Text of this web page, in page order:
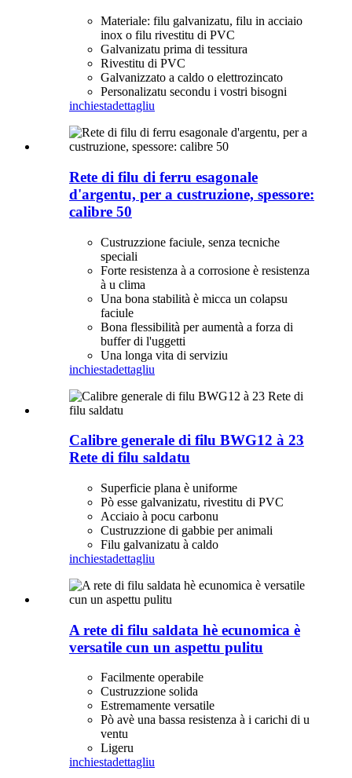
Materiale: filu galvanizatu, filu in acciaio
inox o filu rivestitu di PVC
Galvanizatu prima di tessitura
Rivestitu di PVC
Galvanizzato a caldo o elettrozincato
Personalizatu secondu i vostri bisogni
inchiestadettagliu
Rete di filu di ferru esagonale
d'argentu, per a custruzione, spessore:
calibre 50
Custruzzione faciule, senza tecniche
speciali
Forte resistenza à a corrosione è resistenza
à u clima
Una bona stabilità è micca un colapsu
faciule
Bona flessibilità per aumentà a forza di
buffer di l'uggetti
Una longa vita di serviziu
inchiestadettagliu
Calibre generale di filu BWG12 à 23
Rete di filu saldatu
Superficie plana è uniforme
Pò esse galvanizatu, rivestitu di PVC
Acciaio à pocu carbonu
Custruzzione di gabbie per animali
Filu galvanizatu à caldo
inchiestadettagliu
A rete di filu saldata hè ecunomica è
versatile cun un aspettu pulitu
Facilmente operabile
Custruzzione solida
Estremamente versatile
Pò avè una bassa resistenza à i carichi di u
ventu
Ligeru
inchiestadettagliu